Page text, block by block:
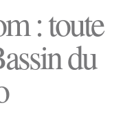
: toute
du